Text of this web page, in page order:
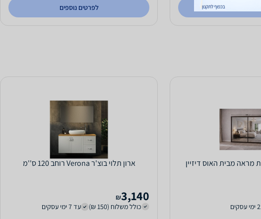
לפרטים נוספים
ארון תלוי בוצ'ר Verona רוחב 120 ס''מ
3,140
₪
כולל משלוח (150 ₪)
עד 7 ימי עסקים